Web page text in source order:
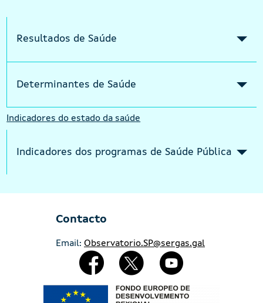
Resultados de Saúde
Determinantes de Saúde
Indicadores do estado da saúde
Indicadores dos programas de Saúde Pública
Contacto
Email: Observatorio.SP@sergas.gal
Redes Sociales